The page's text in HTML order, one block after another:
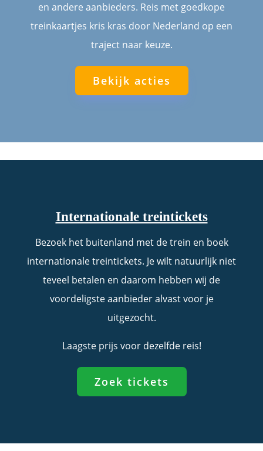
en andere aanbieders. Reis met goedkope
treinkaartjes kris kras door Nederland op een
traject naar keuze.
Bekijk acties
Internationale treintickets
Bezoek het buitenland met de trein en boek
internationale treintickets. Je wilt natuurlijk niet
teveel betalen en daarom hebben wij de
voordeligste aanbieder alvast voor je
uitgezocht.
Laagste prijs voor dezelfde reis!
Zoek tickets